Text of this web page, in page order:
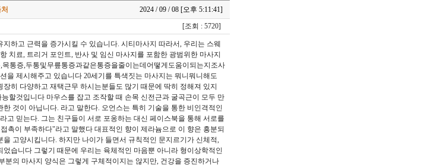
2024 / 09 / 08 [오후 5:11:41]
[조회 : 5720]
하고 근력을 증가시킬 수 있습니다. 시티마사지 따라서, 우리는 스웨
치료, 트리거 포인트, 반사 및 임신 마사지를 포함한 광범위한 마사지
통증,두통및무릎통증과같은통증을줄이는데어떻게도움이되는지조사
을 제시해주고 있습니다 20세기를 특색짓는 마사지는 뭐니뭐니해도
장히 다양하고 재택근무 하시는분들도 많기 때문에 딱히 정해져 있지
할것입니다 마우스를 잡고 조작할 때 손목 신전근과 굴곡근이 모두 만
것이 아닙니다. 라고 말한다. 오언스는 특히 기술을 통한 비인격적인
고 믿는다. 그는 친구들이 서로 포옹하는 대신 페이스북을 통해 서로를
촉이 부족하다"라고 말했다 대표적인 향이 제라늄으로 이 향은 흥분되
고양시킵니다. 하지만 나이가 들면서 규칙적인 문지르기가 신체적,
습니다 그렇기 때문에 우리는 육체적인 마음뿐 아니라 형이상학적인
분의 마사지 양식은 그렇게 구체적이지는 않지만, 건강을 증진하거나